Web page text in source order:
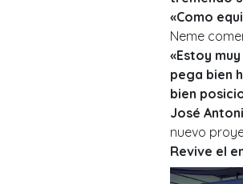
«Como
Neme
«Estoy
pega bien
bien
José
nuevo
Revive el